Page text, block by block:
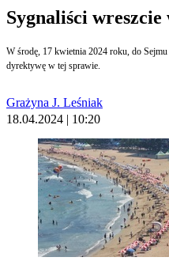
Sygnaliści wreszcie
W środę, 17 kwietnia 2024 roku, do
dyrektywę w tej sprawie.
Grażyna J. Leśniak
18.04.2024 | 10:20